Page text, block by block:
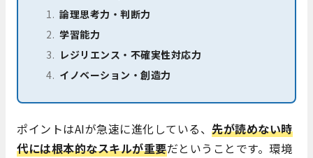
論理思考力・判断力
学習能力
レジリエンス・不確実性対応力
イノベーション・創造力
ポイントはAIが急速に進化している、 先が読めない時
代には根本的なスキルが重要だということです。環境